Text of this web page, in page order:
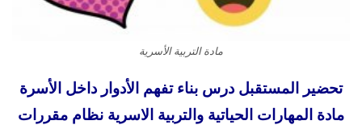
مادة التربية الأسرية
تحضير المستقبل درس بناء تفهم الأدوار داخل الأسرة
مادة المهارات الحياتية والتربية الاسرية نظام مقررات